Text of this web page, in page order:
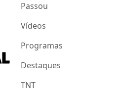
Passou
Vídeos
Programas
Destaques
TNT